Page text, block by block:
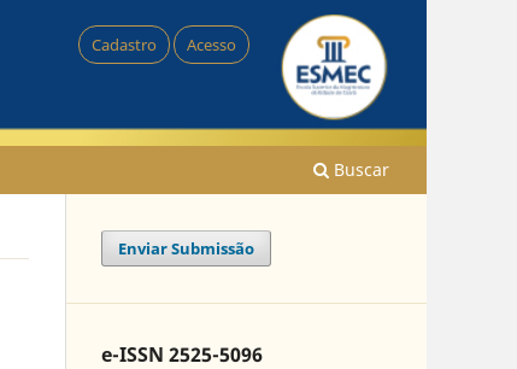
Buscar
Cadastro Acesso
Enviar Submissão
e-ISSN 2525-5096